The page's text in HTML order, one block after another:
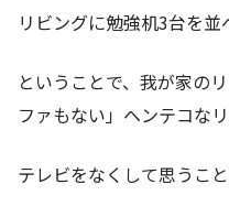
リビングに勉強机3台を並
ということで、我が家の
ファもない」ヘンテコな
テレビをなくして思うこ